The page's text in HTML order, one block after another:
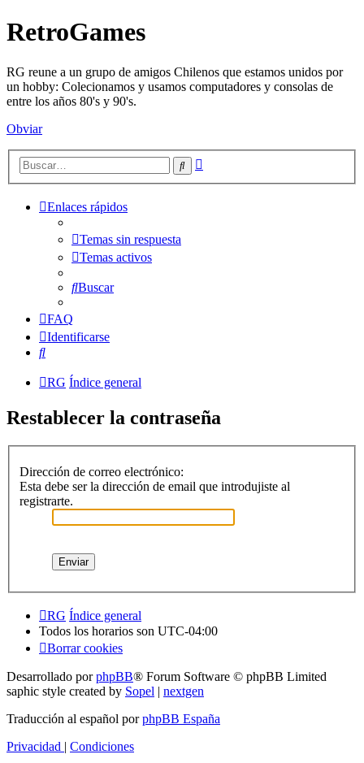
RetroGames
RG reune a un grupo de amigos Chilenos que estamos unidos por
un hobby: Colecionamos y usamos computadores y consolas de
entre los años 80's y 90's.
Obviar
Buscar
Enlaces rápidos
Temas sin respuesta
Temas activos
Buscar
FAQ
Identificarse
Buscar
RG Índice general
Restablecer la contraseña
Dirección de correo electrónico:
Esta debe ser la dirección de email que introdujiste al
registrarte.
RG Índice general
Todos los horarios son UTC-04:00
Borrar cookies
Desarrollado porphpBB® Forum Software © phpBB Limited
saphic style created by Sopel | nextgen
Traducción al español porphpBB España
Privacidad | Condiciones